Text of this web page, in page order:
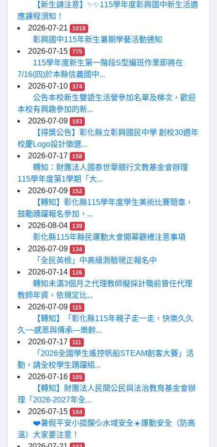
【新生請注意】✨✨115學年度彰興國中新生活適
應課程須知！
2026-07-21
1018
彰興國中115年新生暑期學藝活動通知
2026-07-15
775
115學年度新生第一階段S型編班作業即將在
7/16(四)於本縣信義國中...
2026-07-10
374
公告本校新生雙語生活營參加名單及梯次，歡迎
本校有興趣參加的新...
2026-07-09
193
【得獎公告】彰化縣立彰興國民中學 創校30週年
校慶Logo設計徵選...
2026-07-17
158
轉知：財團法人國泰世華銀行文教基金會辦理
115學年度第1學期「大...
2026-07-09
152
【轉知】彰化縣115學年度學生美術比賽簡章，
鼓勵踴躍報名參加，...
2026-08-04
139
彰化縣115年縣民運動大會開幕觀禮注意事項
2026-07-09
134
「全民英檢」中高級測驗現正報名中
2026-07-14
126
轉知未滿3個月之代理教師擬採計職前曾任代理
教師年資，依規定比...
2026-07-09
115
【轉知】「彰化縣115年親子走一走，快樂久久
久~~感恩與傳承—樂齡...
2026-07-17
111
「2026全國學生遙控帆船STEAM創客大賽」活
動，請全校學生踴躍組...
2026-07-16
105
【轉知】財團法人民間公民與法治教育基金會辦
理「2026-2027年全...
2026-07-15
104
❤️暑假平安小提醒💦水域安全☀️運動安全（防高
溫）大家要注意！